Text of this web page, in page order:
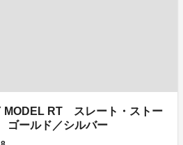
MODEL RT スレート・ストー
ゴールド／シルバー